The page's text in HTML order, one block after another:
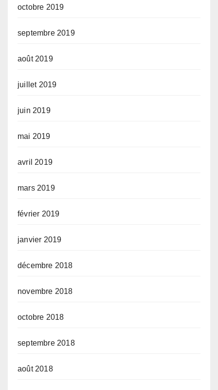
octobre 2019
septembre 2019
août 2019
juillet 2019
juin 2019
mai 2019
avril 2019
mars 2019
février 2019
janvier 2019
décembre 2018
novembre 2018
octobre 2018
septembre 2018
août 2018